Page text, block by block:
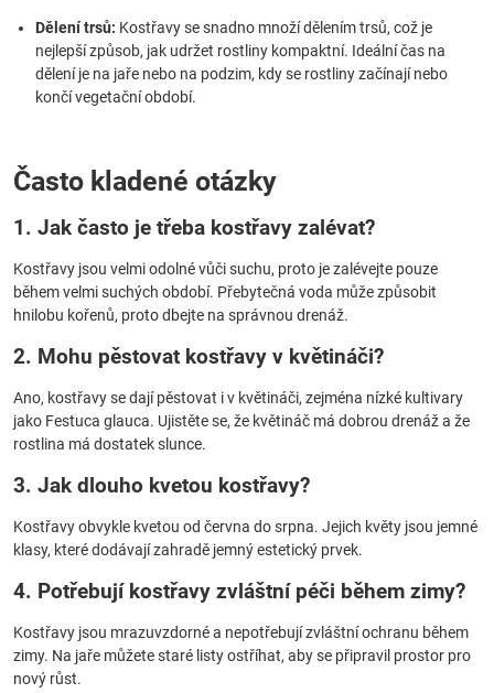
Dělení trsů: Kostřavy se snadno množí dělením trsů, což je
nejlepší způsob, jak udržet rostliny kompaktní. Ideální čas na
dělení je na jaře nebo na podzim, kdy se rostliny začínají nebo
končí vegetační období.
Často kladené otázky
1. Jak často je třeba kostřavy zalévat?
Kostřavy jsou velmi odolné vůči suchu, proto je zalévejte pouze
během velmi suchých období. Přebytečná voda může způsobit
hnilobu kořenů, proto dbejte na správnou drenáž.
2. Mohu pěstovat kostřavy v květináči?
Ano, kostřavy se dají pěstovat i v květináči, zejména nízké kultivary
jako Festuca glauca. Ujistěte se, že květináč má dobrou drenáž a že
rostlina má dostatek slunce.
3. Jak dlouho kvetou kostřavy?
Kostřavy obvykle kvetou od června do srpna. Jejich květy jsou jemné
klasy, které dodávají zahradě jemný estetický prvek.
4. Potřebují kostřavy zvláštní péči během zimy?
Kostřavy jsou mrazuvzdorné a nepotřebují zvláštní ochranu během
zimy. Na jaře můžete staré listy ostříhat, aby se připravil prostor pro
nový růst.